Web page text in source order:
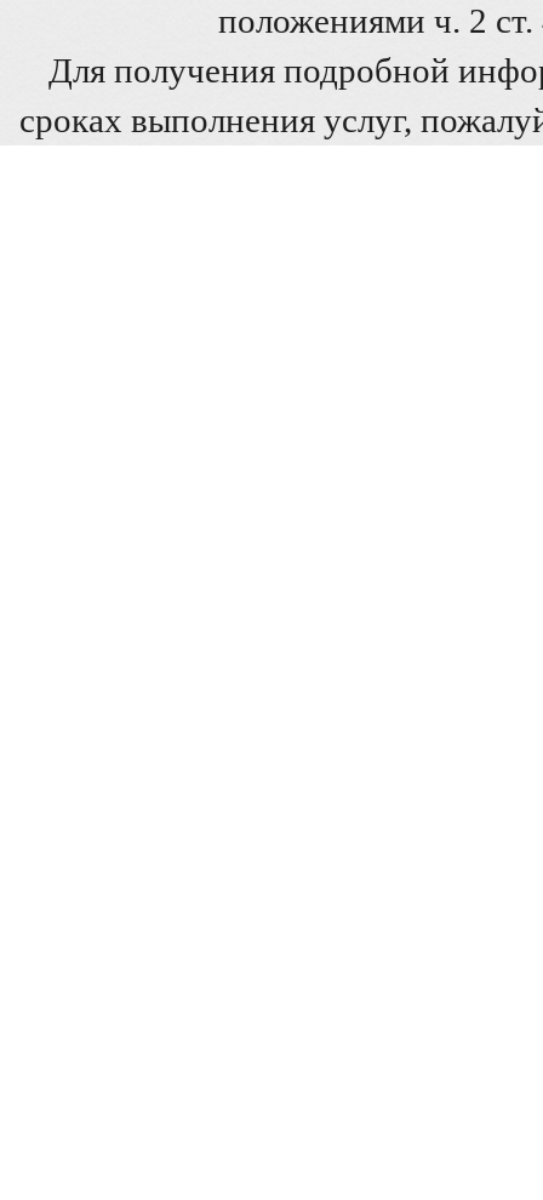
положениями ч. 2
Для получения подробной
сроках выполнения услуг,